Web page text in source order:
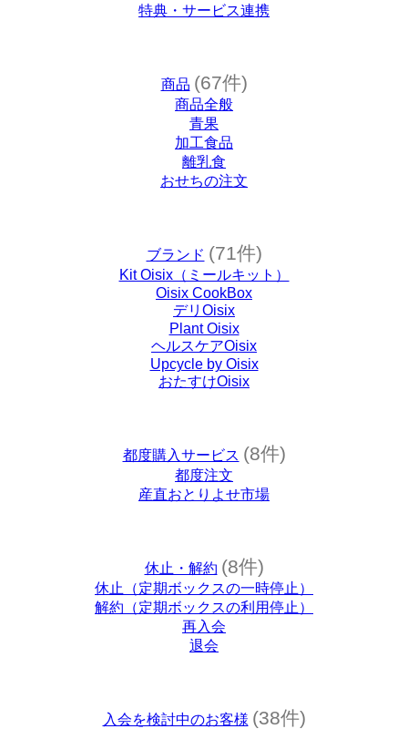
特典・サービス連携
商品 (67件)
商品全般
青果
加工食品
離乳食
おせちの注文
ブランド (71件)
Kit Oisix（ミールキット）
Oisix CookBox
デリOisix
Plant Oisix
ヘルスケアOisix
Upcycle by Oisix
おたすけOisix
都度購入サービス (8件)
都度注文
産直おとりよせ市場
休止・解約 (8件)
休止（定期ボックスの一時停止）
解約（定期ボックスの利用停止）
再入会
退会
入会を検討中のお客様 (38件)